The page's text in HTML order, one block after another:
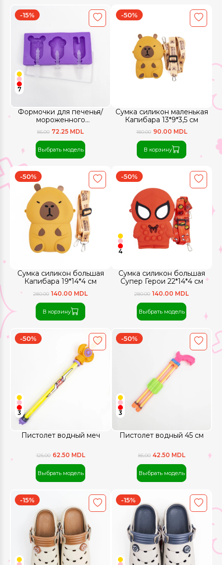
Формочки для печенья/
мороженного
(силикон-3шт)
-15%
7
85.00 72.25 MDL
Выбрать модель
Сумка силикон маленькая
Капибара 13*9*3,5 см
-50%
180.00 90.00 MDL
В корзину
Сумка силикон большая
Капибара 19*14*4 см
-50%
280.00 140.00 MDL
В корзину
Сумка силикон большая
Супер Герои 22*14*4 см
-50%
4
280.00 140.00 MDL
Выбрать модель
Пистолет водный меч
-50%
3
125.00 62.50 MDL
Выбрать модель
Пистолет водный 45 см
-50%
3
85.00 42.50 MDL
Выбрать модель
-15% -15%